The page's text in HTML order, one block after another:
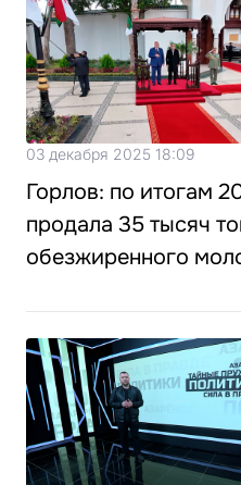
03 декабря 2025 18:09
Горлов: по итогам
продала 35 тысяч
обезжиренного